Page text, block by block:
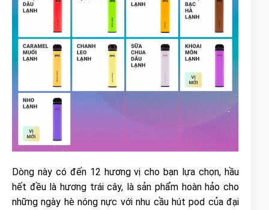
Dòng này có đến 12 hương vị cho bạn lựa chọn, hầu
hết đều là hương trái cây, là sản phẩm hoàn hảo cho
những ngày hè nóng nực với nhu cầu hút pod của đại